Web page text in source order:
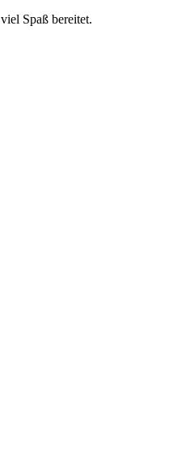
Spaß bereitet.